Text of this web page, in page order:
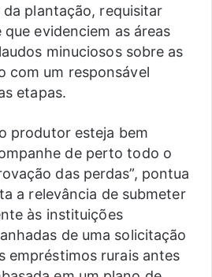
plantação, requisitar
evidenciem as áreas
minuciosos sobre as
com um responsável
etapas.
produtor esteja bem
de perto todo o
das perdas”, pontua
a relevância de submeter
às instituições
de uma solicitação
empréstimos rurais antes